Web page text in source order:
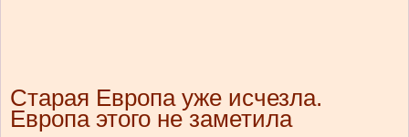
Старая Европа уже исчезла.
Европа этого не заметила